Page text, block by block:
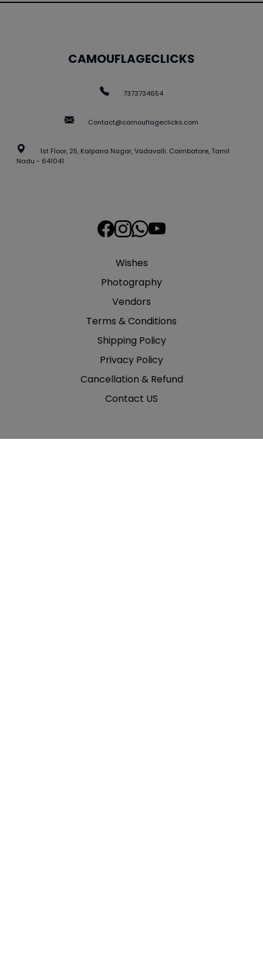
CAMOUFLAGECLICKS
7373734654
Contact@camouflageclicks.com
1st Floor, 25, Kalpana Nagar, Vadavalli. Coimbatore, Tamil
Nadu - 641041
Wishes
Photography
Vendors
Terms & Conditions
Shipping Policy
Privacy Policy
Cancellation & Refund
Contact US